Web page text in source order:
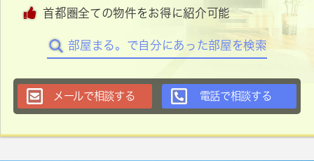
首都圏全ての物件をお得に紹介可能
部屋まる。で自分にあった部屋を検索
メールで相談する 電話で相談する